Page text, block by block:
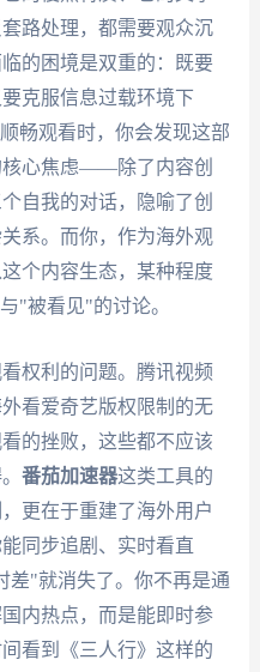
路处理，都需要观众沉
的困境是双重的：既要
克服信息过载环境下
畅观看时，你会发现这部
核心焦虑——除了内容创
自我的对话，隐喻了创
系。而你，作为海外观
个内容生态，某种程度
"被看见"的讨论。
权利的问题。腾讯视频
看爱奇艺版权限制的无
的挫败，这些都不应该
番茄加速器这类工具的
更在于重建了海外用户
同步追剧、实时看直
差"就消失了。你不再是通
内热点，而是能即时参
看到《三人行》这样的